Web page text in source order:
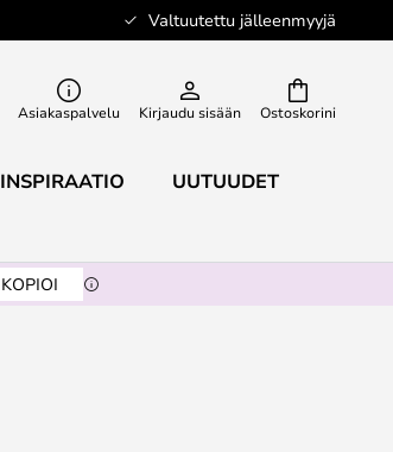
Valtuutettu jälleenmyyjä
Ostoskorini
Asiakaspalvelu Kirjaudu sisään
INSPIRAATIO UUTUUDET
KOPIOI